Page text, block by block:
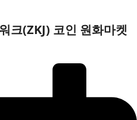
크(ZKJ) 코인 원화마켓